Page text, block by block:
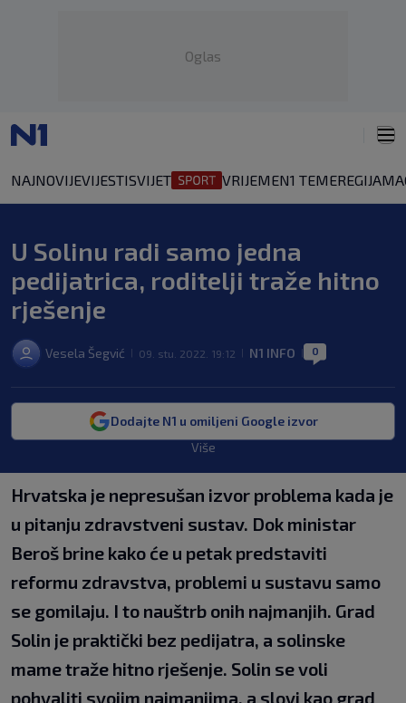
Oglas
NAJNOVIJEVIJESTISVIJET VRIJEMEN1 TEMEREGIJA
U Solinu radi samo jedna
pedijatrica, roditelji traže hitno
rješenje
Vesela Šegvić 09. stu. 2022. 19:12 N1 INFO 0
Dodajte N1 u omiljeni Google izvor
Više
Hrvatska je nepresušan izvor problema kada je
u pitanju zdravstveni sustav. Dok ministar
Beroš brine kako će u petak predstaviti
reformu zdravstva, problemi u sustavu samo
se gomilaju. I to nauštrb onih najmanjih. Grad
Solin je praktički bez pedijatra, a solinske
mame traže hitno rješenje. Solin se voli
pohvaliti svojim najmanjima, a slovi kao grad